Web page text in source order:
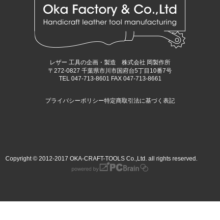
レザー 工具の企画・製造 株式会社 岡製作所
〒272-0827 千葉県市川市国府台5丁目10番7号
TEL 047-713-8601 FAX 047-713-8661
プライバシーポリシー特定商取引法に基づく表記
Copyright © 2012-2017 OKA-CRAFT-TOOLS Co.,Ltd. all rights reserved.